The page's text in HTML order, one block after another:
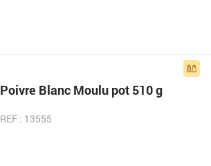
Poivre Blanc Moulu pot 510 g
REF : 13555